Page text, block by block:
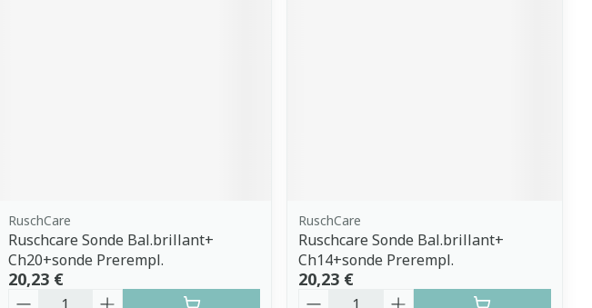
RuschCare
Ruschcare Sonde Bal.brillant+
Ch20+sonde Prerempl.
20,23 €
Quantité
RuschCare
Ruschcare Sonde Bal.brillant+
Ch14+sonde Prerempl.
20,23 €
Quantité